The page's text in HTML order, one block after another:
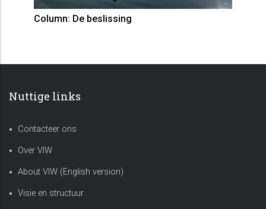
Column: De beslissing
Nuttige links
Contacteer ons
Over VIW
About VIW (English version)
Visie en structuur